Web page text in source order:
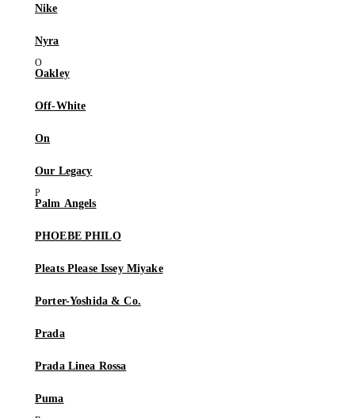
Nike
Nyra
Oakley
Off-White
On
Our Legacy
Palm Angels
PHOEBE PHILO
Pleats Please Issey Miyake
Porter-Yoshida & Co.
Prada
Prada Linea Rossa
Puma